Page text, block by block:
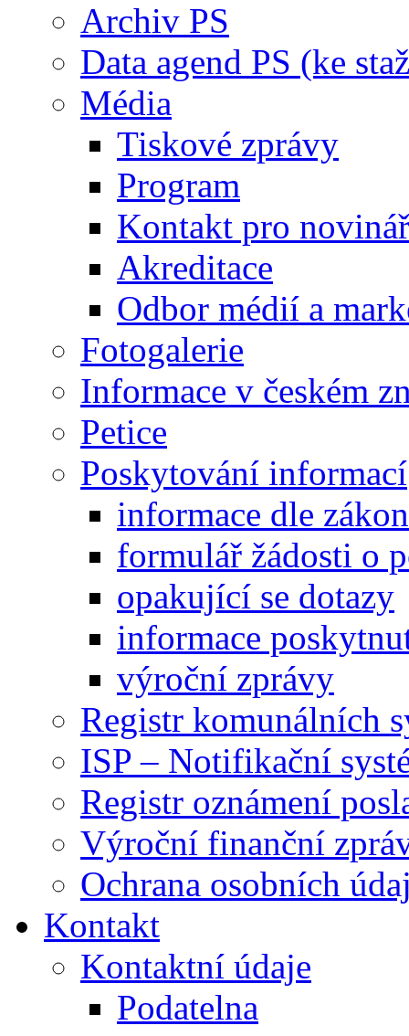
Archiv PS
Data agend PS (ke
Média
Tiskové zprávy
Program
Kontakt pro
Akreditace
Odbor médií a
Fotogalerie
Informace v českém
Petice
Poskytování informací
informace dle
formulář žádosti o
opakující se dotazy
informace
výroční zprávy
Registr komunálních
ISP – Notifikační
Registr oznámení
Výroční finanční
Ochrana osobních
Kontakt
Kontaktní údaje
Podatelna